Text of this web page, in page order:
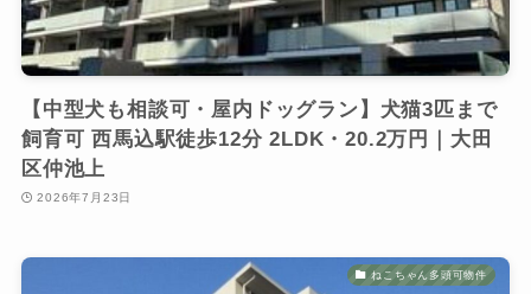
【中型犬も相談可・屋内ドッグラン】犬猫3匹まで
飼育可 西馬込駅徒歩12分 2LDK・20.2万円｜大田
区仲池上
2026年7月23日
ねこちゃん多頭可物件